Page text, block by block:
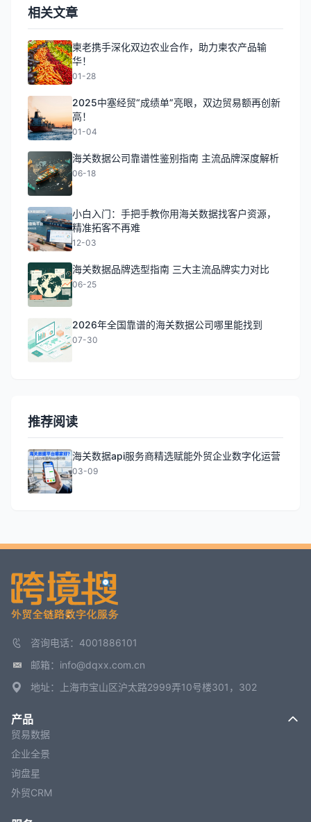
相关文章
柬老携手深化双边农业合作，助力柬农产品输
华！
01-28
2025中塞经贸“成绩单”亮眼，双边贸易额再创新
高！
01-04
海关数据公司靠谱性鉴别指南 主流品牌深度解析
06-18
小白入门：手把手教你用海关数据找客户资源，
精准拓客不再难
12-03
海关数据品牌选型指南 三大主流品牌实力对比
06-25
2026年全国靠谱的海关数据公司哪里能找到
07-30
推荐阅读
海关数据api服务商精选赋能外贸企业数字化运营
03-09
咨询电话：4001886101
邮箱：info@dqxx.com.cn
地址：上海市宝山区沪太路2999弄10号楼301，302
产品
贸易数据
企业全景
询盘星
外贸CRM